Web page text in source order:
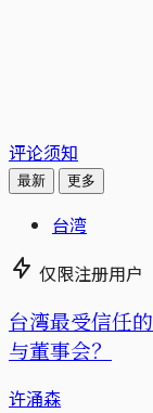
评论须知
最新 更多
台湾
仅限注册用户
台湾最受信任
与董事会？
许涌森